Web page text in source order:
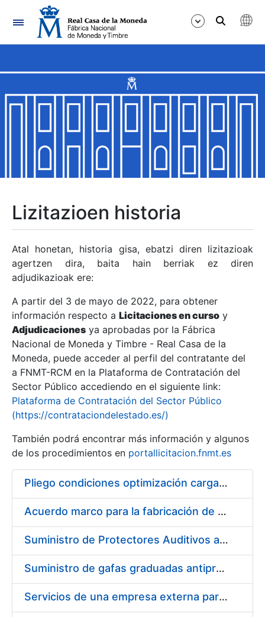
Nabigazioa
Erakutsi/Ezkutatu
Erakutsi/Ezkutatu
Erakutsi/Ezkutatu
Erakutsi/Ezkutatu
Erakutsi/Ezkutatu
Erakutsi/Ezkutatu
Erakutsi/Ezkutatu
Erakutsi/Ezkutatu
Lizitazioen historia
Atal honetan, historia gisa, ebatzi diren lizitazioak
agertzen dira, baita hain berriak ez diren
adjudikazioak ere:
A partir del 3 de mayo de 2022, para obtener
información respecto a Licitaciones en curso y
Adjudicaciones ya aprobadas por la Fábrica
Nacional de Moneda y Timbre - Real Casa de la
Moneda, puede acceder al perfil del contratante del
a FNMT-RCM en la Plataforma de Contratación del
Sector Público accediendo en el siguiente link:
Plataforma de Contratación del Sector Público
(https://contrataciondelestado.es/)
También podrá encontrar más información y algunos
de los procedimientos en portallicitacion.fnmt.es
Pliego condiciones optimización cargas compras firmado
Acuerdo marco para la fabricación de piezas
Suministro de Protectores Auditivos a medida para las personas trabajadoras de los Centros de Trabajo de Madrid y Burgos
Suministro de gafas graduadas antiproyecciones para los trabajadores de la FNMT-RCM en los centros de trabajo de Madrid y Burgos
Servicios de una empresa externa para el asesoramiento y resolución de los recursos de alzada que se presentan relacionados con procesos de selección para la FNMT-RCM